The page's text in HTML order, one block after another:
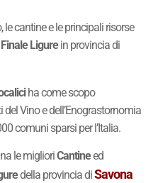
cantine e le principali risorse
Ligurein provincia di
ha come scopo
Vino e dell’Enograstornomia
comuni sparsi per l’Italia.
le miglioriCantineed
della provincia diSavona